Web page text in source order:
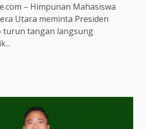
– Himpunan Mahasiswa
Utara meminta Presiden
turun tangan langsung